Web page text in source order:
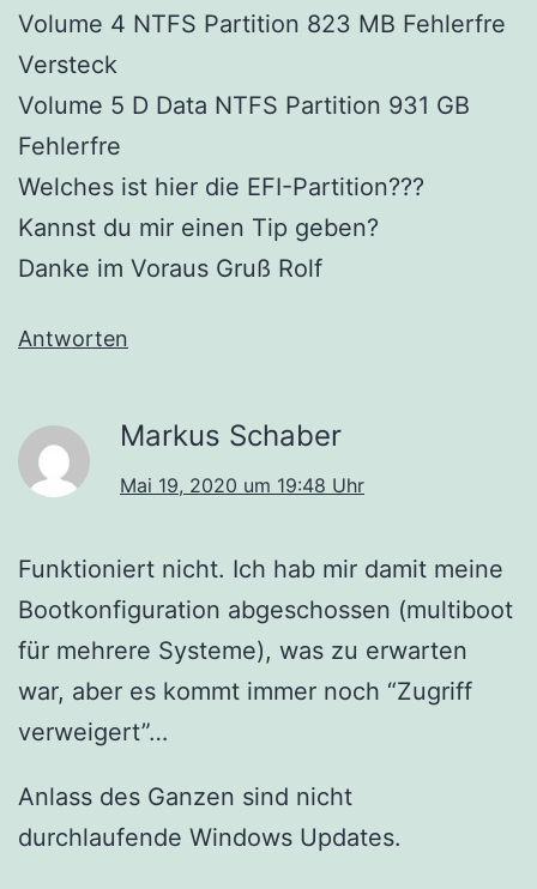
Volume 4 NTFS Partition 823 MB Fehlerfre
Versteck
Volume 5 D Data NTFS Partition 931 GB
Fehlerfre
Welches ist hier die EFI-Partition???
Kannst du mir einen Tip geben?
Danke im Voraus Gruß Rolf
Antworten
Markus Schaber
Mai 19, 2020 um 19:48 Uhr
Funktioniert nicht. Ich hab mir damit meine
Bootkonfiguration abgeschossen (multiboot
für mehrere Systeme), was zu erwarten
war, aber es kommt immer noch “Zugriff
verweigert”…
Anlass des Ganzen sind nicht
durchlaufende Windows Updates.